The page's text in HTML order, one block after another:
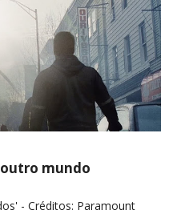
outro mundo
- Créditos: Paramount